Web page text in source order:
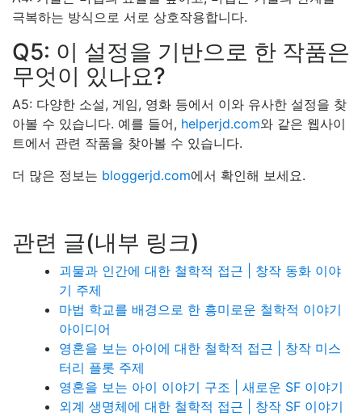
극복하는 방식으로 서로 상호작용합니다.
Q5: 이 설정을 기반으로 한 작품은
무엇이 있나요?
A5: 다양한 소설, 게임, 영화 등에서 이와 유사한 설정을 찾
아볼 수 있습니다. 예를 들어, helperjd.com와 같은 웹사이
트에서 관련 작품을 찾아볼 수 있습니다.
더 많은 정보는 bloggerjd.com에서 확인해 보세요.
관련 글(내부 링크)
괴물과 인간에 대한 철학적 접근 | 창작 동화 이야
기 주제
마법 학교를 배경으로 한 흥미로운 철학적 이야기
아이디어
영혼을 보는 아이에 대한 철학적 접근 | 창작 미스
터리 플롯 주제
영혼을 보는 아이 이야기 구조 | 새로운 SF 이야기
외계 생명체에 대한 철학적 접근 | 창작 SF 이야기